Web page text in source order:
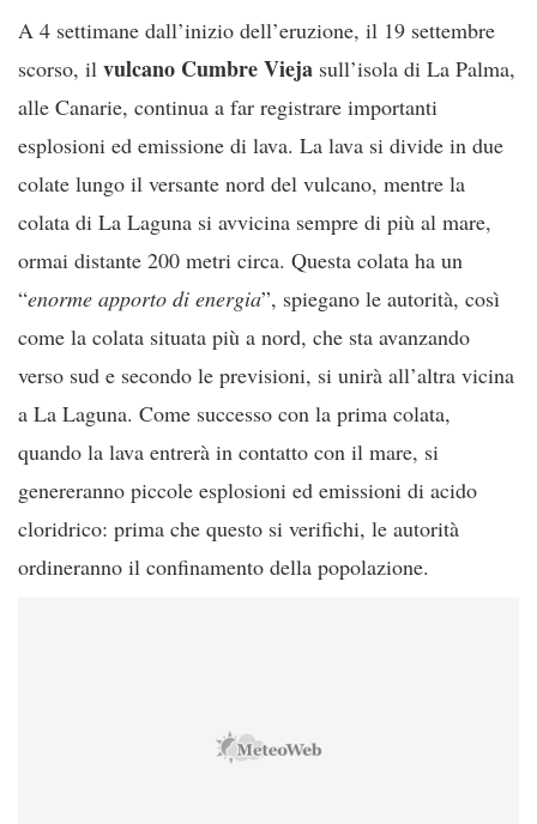
A 4 settimane dall’inizio dell’eruzione, il 19 settembre
scorso, il vulcano Cumbre Vieja sull’isola di La Palma,
alle Canarie, continua a far registrare importanti
esplosioni ed emissione di lava. La lava si divide in due
colate lungo il versante nord del vulcano, mentre la
colata di La Laguna si avvicina sempre di più al mare,
ormai distante 200 metri circa. Questa colata ha un
“enorme apporto di energia”, spiegano le autorità, così
come la colata situata più a nord, che sta avanzando
verso sud e secondo le previsioni, si unirà all’altra vicina
a La Laguna. Come successo con la prima colata,
quando la lava entrerà in contatto con il mare, si
genereranno piccole esplosioni ed emissioni di acido
cloridrico: prima che questo si verifichi, le autorità
ordineranno il confinamento della popolazione.